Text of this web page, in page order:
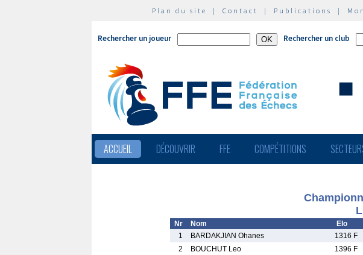
Plan du site | Contact | Publications |
Rechercher un joueur Rechercher un club
ACCUEIL DÉCOUVRIR FFE COMPÉTITIONS
Nr Nom Elo
1
BARDAKJIAN Ohanes 1316 F
2
BOUCHUT Leo 1396 F